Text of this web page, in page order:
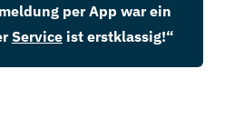
per App war ein
Serviceist erstklassig!“